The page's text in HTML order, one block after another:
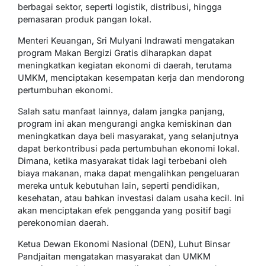
berbagai sektor, seperti logistik, distribusi, hingga
pemasaran produk pangan lokal.
Menteri Keuangan, Sri Mulyani Indrawati mengatakan
program Makan Bergizi Gratis diharapkan dapat
meningkatkan kegiatan ekonomi di daerah, terutama
UMKM, menciptakan kesempatan kerja dan mendorong
pertumbuhan ekonomi.
Salah satu manfaat lainnya, dalam jangka panjang,
program ini akan mengurangi angka kemiskinan dan
meningkatkan daya beli masyarakat, yang selanjutnya
dapat berkontribusi pada pertumbuhan ekonomi lokal.
Dimana, ketika masyarakat tidak lagi terbebani oleh
biaya makanan, maka dapat mengalihkan pengeluaran
mereka untuk kebutuhan lain, seperti pendidikan,
kesehatan, atau bahkan investasi dalam usaha kecil. Ini
akan menciptakan efek pengganda yang positif bagi
perekonomian daerah.
Ketua Dewan Ekonomi Nasional (DEN), Luhut Binsar
Pandjaitan mengatakan masyarakat dan UMKM